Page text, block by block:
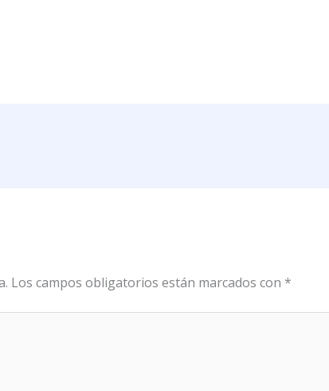
Los campos obligatorios están marcados con *